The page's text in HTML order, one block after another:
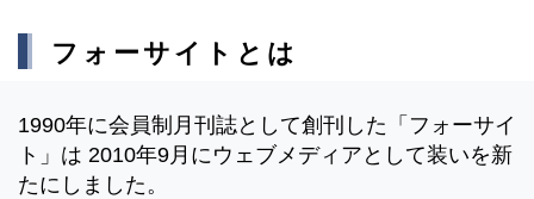
フォーサイトとは
1990年に会員制月刊誌として創刊した「フォーサイ
ト」は 2010年9月にウェブメディアとして装いを新
たにしました。